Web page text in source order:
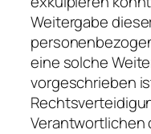
Weitergabe
eine solche
vorgeschrieben
Verantwortlichen